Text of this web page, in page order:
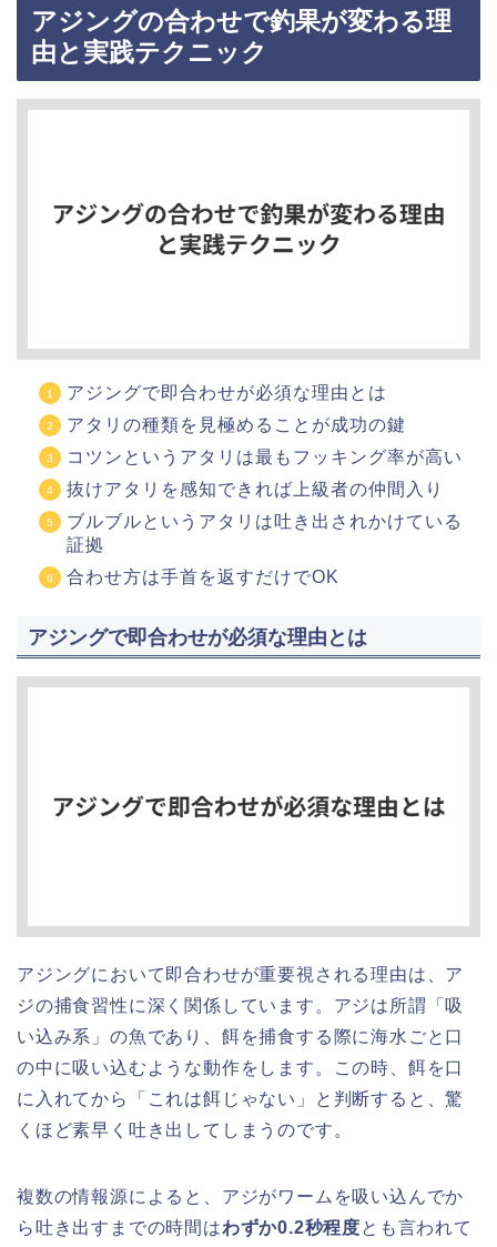
アジングの合わせで釣果が変わる理
由と実践テクニック
アジングで即合わせが必須な理由とは
アタリの種類を見極めることが成功の鍵
コツンというアタリは最もフッキング率が高い
抜けアタリを感知できれば上級者の仲間入り
ブルブルというアタリは吐き出されかけている
証拠
合わせ方は手首を返すだけでOK
アジングで即合わせが必須な理由とは
アジングにおいて即合わせが重要視される理由は、ア
ジの捕食習性に深く関係しています。アジは所謂「吸
い込み系」の魚であり、餌を捕食する際に海水ごと口
の中に吸い込むような動作をします。この時、餌を口
に入れてから「これは餌じゃない」と判断すると、驚
くほど素早く吐き出してしまうのです。
複数の情報源によると、アジがワームを吸い込んでか
ら吐き出すまでの時間はわずか0.2秒程度とも言われて